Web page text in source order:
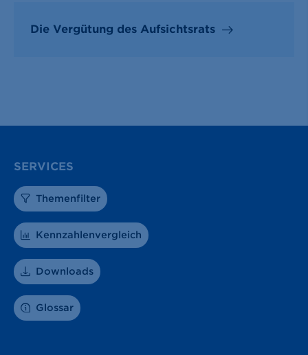
Die Vergütung des Aufsichtsrats
SERVICES
Themenfilter
Kennzahlenvergleich
Downloads
Glossar